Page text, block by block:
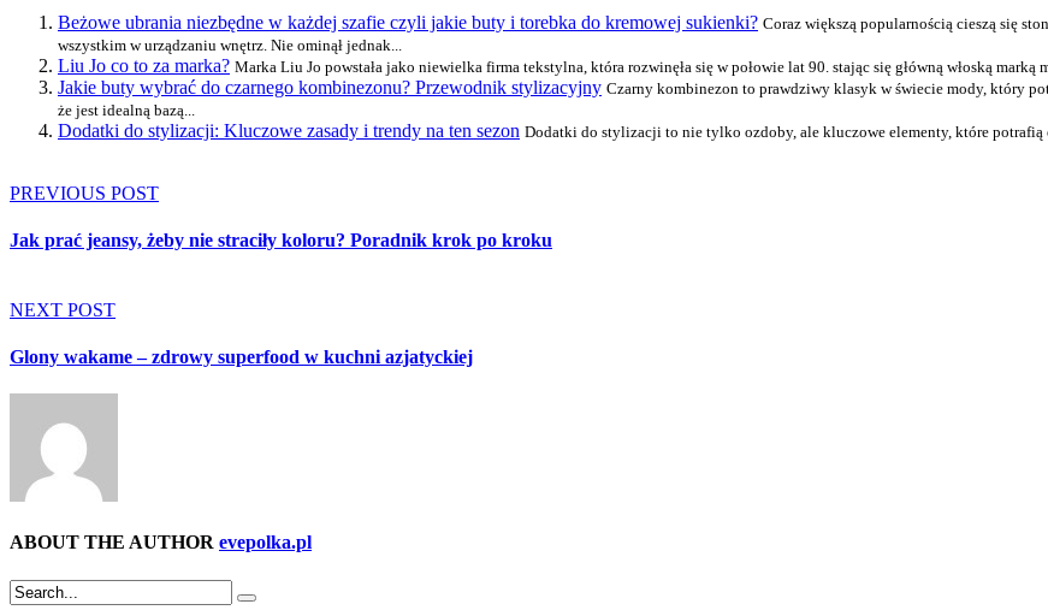
Beżowe ubrania niezbędne w każdej szafie czyli jakie buty i torebka do kremowej sukienki? Coraz większą popularnością cieszą się
wszystkim w urządzaniu wnętrz. Nie ominął jednak...
Liu Jo co to za marka? Marka Liu Jo powstała jako niewielka firma tekstylna, która rozwinęła się w połowie lat 90. stając się główną włoską marką
Jakie buty wybrać do czarnego kombinezonu? Przewodnik stylizacyjny Czarny kombinezon to prawdziwy klasyk w świecie mody, który
że jest idealną bazą...
Dodatki do stylizacji: Kluczowe zasady i trendy na ten sezon Dodatki do stylizacji to nie tylko ozdoby, ale kluczowe elementy, które
PREVIOUS POST
Jak prać jeansy, żeby nie straciły koloru? Poradnik krok po kroku
NEXT POST
Glony wakame – zdrowy superfood w kuchni azjatyckiej
ABOUT THE AUTHOR evepolka.pl